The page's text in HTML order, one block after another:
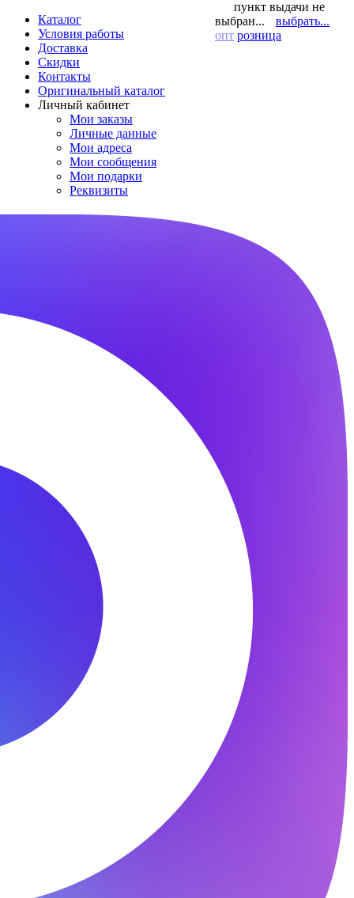
Каталог
Условия работы
Доставка
Скидки
Контакты
Оригинальный каталог
Личный кабинет
Мои заказы
Личные данные
Мои адреса
Мои сообщения
Мои подарки
Реквизиты
пункт выдачи не
выбран...
выбрать...
опт розница